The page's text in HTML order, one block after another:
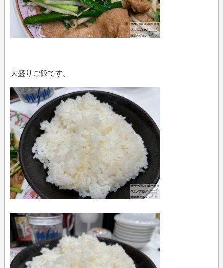
大盛りご飯です。